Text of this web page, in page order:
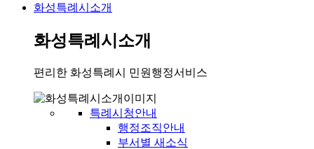
화성특례시소개
화성특례시소개
편리한 화성특례시 민원행정서비스
특례시청안내
행정조직안내
부서별 새소식